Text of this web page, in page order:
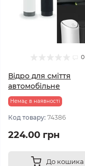
0
Відро для сміття
автомобільне
Немає в наявності
Код товару: 74386
224.00 грн
До кошика